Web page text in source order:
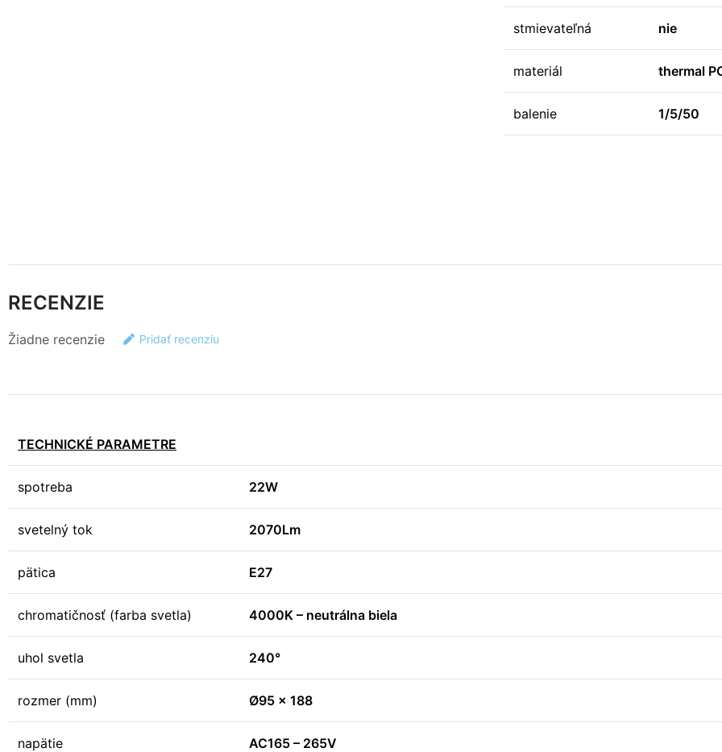
stmievateľná nie
materiál thermal
balenie 1/5/50
RECENZIE
Žiadne recenzie Pridať recenziu
TECHNICKÉ PARAMETRE
spotreba 22W
svetelný tok 2070Lm
pätica E27
chromatičnosť (farba svetla) 4000K – neutrálna biela
uhol svetla 240°
rozmer (mm) Ø95 x 188
napätie AC165 – 265V